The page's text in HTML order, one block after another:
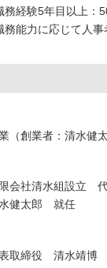
務経験5年目以上：
能力に応じて人事
（創業者：清水健太
会社清水組設立
健太郎 就任
取締役 清水靖博